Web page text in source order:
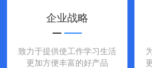
企业战略
致力于提供使工作学习生活
更加方便丰富的好产品